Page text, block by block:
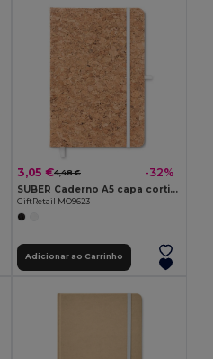
3,05 €4,48 € -32%
SUBER Caderno A5 capa cortiça
GiftRetail MO9623
Adicionar ao Carrinho